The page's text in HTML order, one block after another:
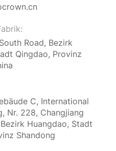
Road, Bezirk
Qingdao, Provinz
C, International
Nr. 228, Changjiang
Huangdao, Stadt
Shandong